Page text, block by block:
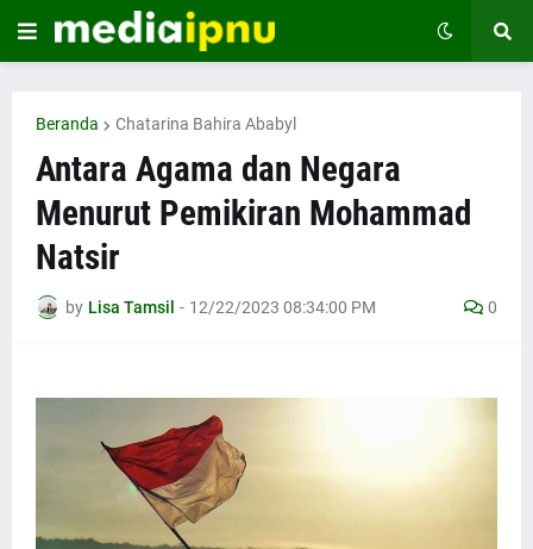
Beranda Chatarina Bahira Ababyl
Antara Agama dan Negara
Menurut Pemikiran Mohammad
Natsir
by Lisa Tamsil - 12/22/2023 08:34:00 PM 0